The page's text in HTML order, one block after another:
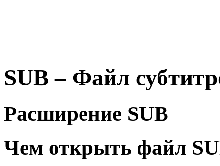
SUB – Файл
Расширение SUB
Чем открыть файл